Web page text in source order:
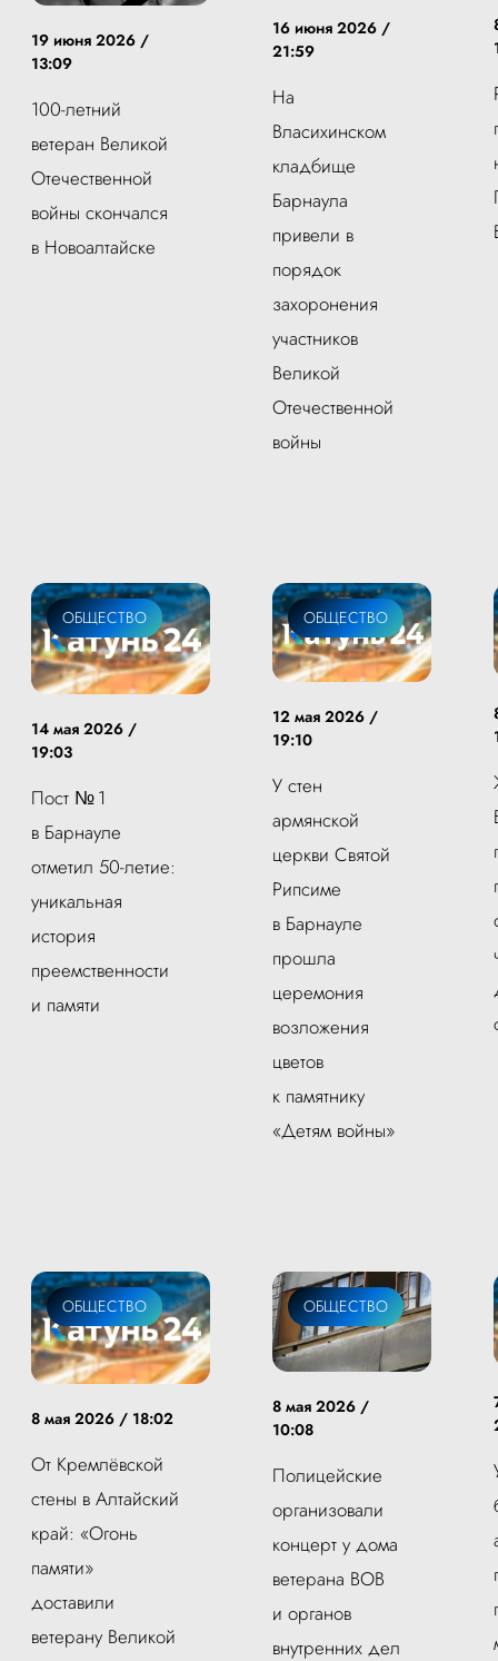
19 июня 2026 /
13:09
100-летний
ветеран Великой
Отечественной
войны скончался
в Новоалтайске
16 июня 2026 /
21:59
На
Власихинском
кладбище
Барнаула
привели в
порядок
захоронения
участников
Великой
Отечественной
войны
ОБЩЕСТВО
14 мая 2026 /
19:03
Пост № 1
в Барнауле
отметил 50-летие:
уникальная
история
преемственности
и памяти
ОБЩЕСТВО
12 мая 2026 /
19:10
У стен
армянской
церкви Святой
Рипсиме
в Барнауле
прошла
церемония
возложения
цветов
к памятнику
«Детям войны»
ОБЩЕСТВО
8 мая 2026 / 18:02
От Кремлёвской
стены в Алтайский
край: «Огонь
памяти»
доставили
ветерану Великой
ОБЩЕСТВО
8 мая 2026 /
10:08
Полицейские
организовали
концерт у дома
ветерана ВОВ
и органов
внутренних дел